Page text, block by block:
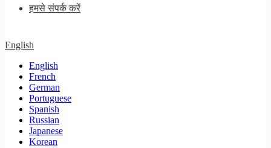
हमसे संपर्क करें
English
English
French
German
Portuguese
Spanish
Russian
Japanese
Korean